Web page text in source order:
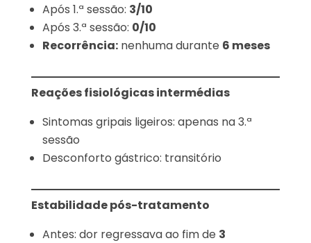
Após 1.ª sessão: 3/10
Após 3.ª sessão: 0/10
Recorrência:nenhuma durante 6 meses
Reações fisiológicas intermédias
Sintomas gripais ligeiros: apenas na 3.ª
sessão
Desconforto gástrico: transitório
Estabilidade pós-tratamento
Antes: dor regressava ao fim de 3